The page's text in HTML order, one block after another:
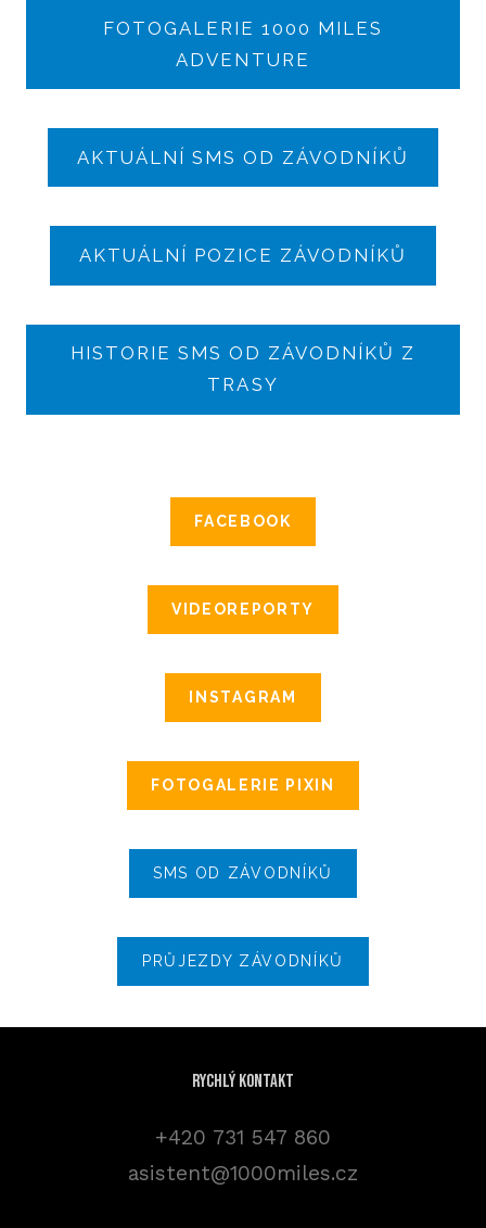
FOTOGALERIE 1000 MILES
ADVENTURE
AKTUÁLNÍ SMS OD ZÁVODNÍKŮ
AKTUÁLNÍ POZICE ZÁVODNÍKŮ
HISTORIE SMS OD ZÁVODNÍKŮ Z
TRASY
FACEBOOK
VIDEOREPORTY
INSTAGRAM
FOTOGALERIE PIXIN
SMS OD ZÁVODNÍKŮ
PRŮJEZDY ZÁVODNÍKŮ
Rychlý kontakt
+420 731 547 860
asistent@1000miles.cz